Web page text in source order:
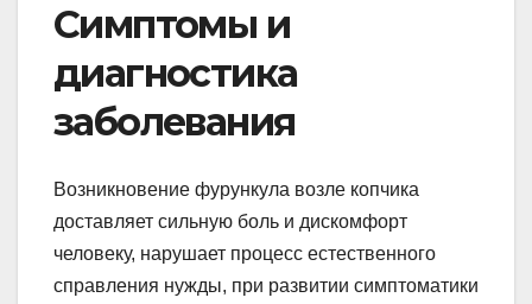
Симптомы и
диагностика
заболевания
Возникновение фурункула возле копчика
доставляет сильную боль и дискомфорт
человеку, нарушает процесс естественного
справления нужды, при развитии симптоматики